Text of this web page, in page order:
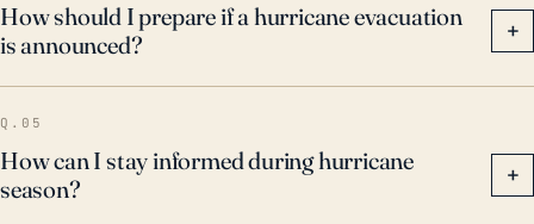
How should I prepare if a hurricane evacuation
is announced?
+
Q.05
How can I stay informed during hurricane
season?
+